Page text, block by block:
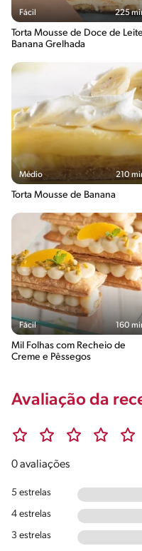
Fácil 225
Torta Mousse de Doce de
Banana Grelhada
Médio 210
Torta Mousse de Banana
Fácil 160
Mil Folhas com Recheio de
Creme e Pêssegos
Avaliação da
0 avaliações
5 estrelas
4 estrelas
3 estrelas